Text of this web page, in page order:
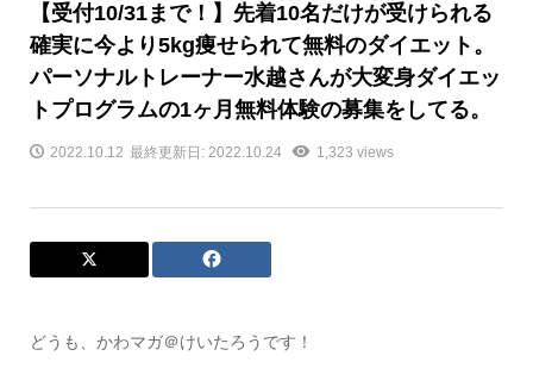
【受付10/31まで！】先着10名だけが受けられる
確実に今より5kg痩せられて無料のダイエット。
パーソナルトレーナー水越さんが大変身ダイエッ
トプログラムの1ヶ月無料体験の募集をしてる。
2022.10.12 最終更新日: 2022.10.24 1,323 views
どうも、かわマガ＠けいたろうです！